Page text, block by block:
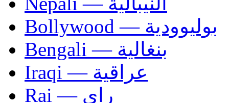
Bollywood — بوليوودية
Bengali — بنغالية
Iraqi — عراقية
Rai — راي